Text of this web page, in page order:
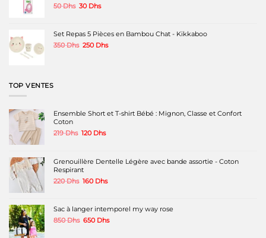
50Dhs Le
était :
50 Dhs.
30 DhsLe
est :
30 Dhs.
Set Repas 5 Pièces en Bambou Chat - Kikkaboo
350Dhs Le
250 DhsLe
TOP VENTES
Ensemble Short et T-shirt Bébé : Mignon, Classe et Confort
Coton
219Dhs Le
était :
219 Dhs.
120 DhsLe
est :
120 Dhs.
Grenouillère Dentelle Légère avec bande assortie - Coton
Respirant
220Dhs Le
était :
220 Dhs.
160 DhsLe
160 Dhs.
Sac à langer intemporel my way rose
850Dhs Le
650 DhsLe